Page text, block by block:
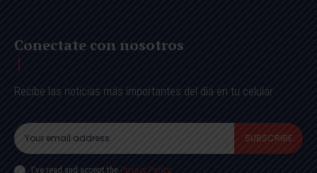
Conectate con nosotros
Recibe las noticias más importantes del día en tu celular
SUBSCRIBE
I've read and accept the Privacy Policy.